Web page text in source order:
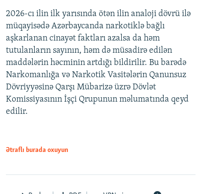
2026-cı ilin ilk yarısında ötən ilin analoji dövrü ilə
müqayisədə Azərbaycanda narkotiklə bağlı
aşkarlanan cinayət faktları azalsa da həm
tutulanların sayının, həm də müsadirə edilən
maddələrin həcminin artdığı bildirilir. Bu barədə
Narkomanlığa və Narkotik Vasitələrin Qanunsuz
Dövriyyəsinə Qarşı Mübarizə üzrə Dövlət
Komissiyasının İşçi Qrupunun məlumatında qeyd
edilir.
Ətraflı burada oxuyun